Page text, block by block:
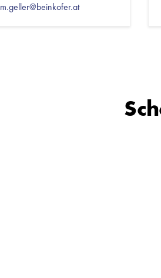
m.geller@beinkofer.at